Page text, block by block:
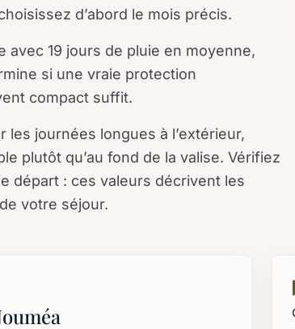
d’abord le mois précis.
19 jours de pluie en moyenne,
si une vraie protection
compact suffit.
les journées longues à l’extérieur,
plutôt qu’au fond de la valise. Vérifiez
départ : ces valeurs décrivent les
votre séjour.